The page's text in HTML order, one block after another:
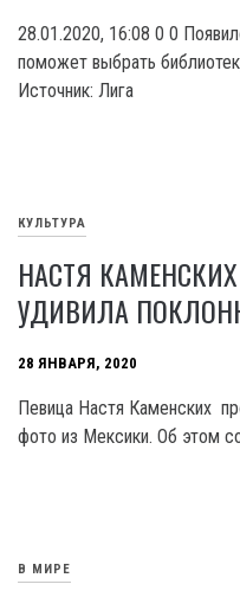
28.01.2020, 16:08 0 0
поможет выбрать
Источник: Лига
КУЛЬТУРА
НАСТЯ
УДИВИЛА
28 ЯНВАРЯ, 2020
Певица Настя Каменских
фото из Мексики. Об этом
В МИРЕ